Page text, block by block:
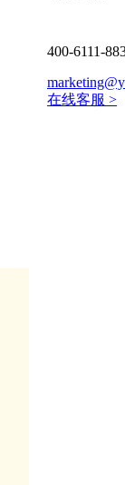
400-6111-
在线客服 >